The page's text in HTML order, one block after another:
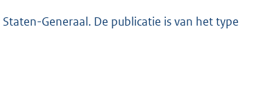
Generaal. De publicatie is van het type